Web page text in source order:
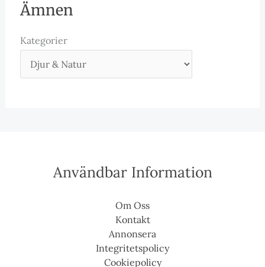
Ämnen
Kategorier
Användbar Information
Om Oss
Kontakt
Annonsera
Integritetspolicy
Cookiepolicy